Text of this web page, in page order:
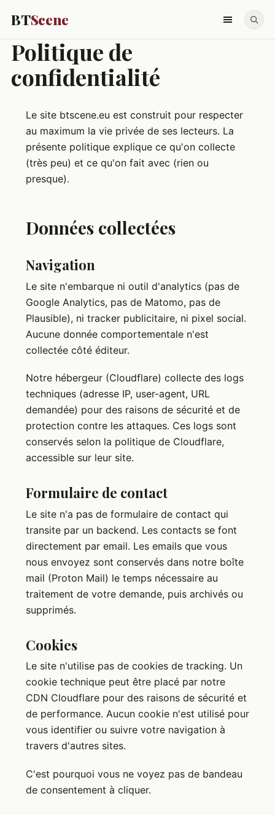
BTScene
Politique de
confidentialité
Le site btscene.eu est construit pour respecter
au maximum la vie privée de ses lecteurs. La
présente politique explique ce qu'on collecte
(très peu) et ce qu'on fait avec (rien ou
presque).
Données collectées
Navigation
Le site n'embarque ni outil d'analytics (pas de
Google Analytics, pas de Matomo, pas de
Plausible), ni tracker publicitaire, ni pixel social.
Aucune donnée comportementale n'est
collectée côté éditeur.
Notre hébergeur (Cloudflare) collecte des logs
techniques (adresse IP, user-agent, URL
demandée) pour des raisons de sécurité et de
protection contre les attaques. Ces logs sont
conservés selon la politique de Cloudflare,
accessible sur leur site.
Formulaire de contact
Le site n'a pas de formulaire de contact qui
transite par un backend. Les contacts se font
directement par email. Les emails que vous
nous envoyez sont conservés dans notre boîte
mail (Proton Mail) le temps nécessaire au
traitement de votre demande, puis archivés ou
supprimés.
Cookies
Le site n'utilise pas de cookies de tracking. Un
cookie technique peut être placé par notre
CDN Cloudflare pour des raisons de sécurité et
de performance. Aucun cookie n'est utilisé pour
vous identifier ou suivre votre navigation à
travers d'autres sites.
C'est pourquoi vous ne voyez pas de bandeau
de consentement à cliquer.